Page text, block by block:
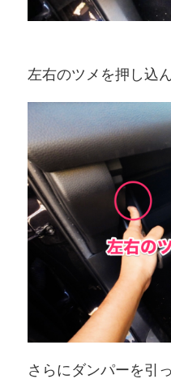
左右のツメを押し込
さらにダンパーを引